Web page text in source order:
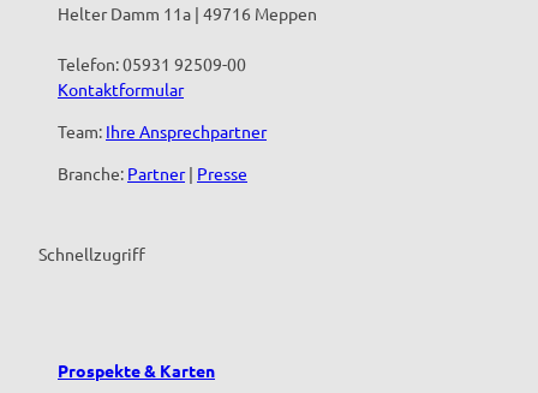
Helter Damm 11a | 49716 Meppen
Telefon: 05931 92509-00
Kontaktformular
Team: Ihre Ansprechpartner
Branche: Partner| Presse
Schnellzugriff
Prospekte & Karten